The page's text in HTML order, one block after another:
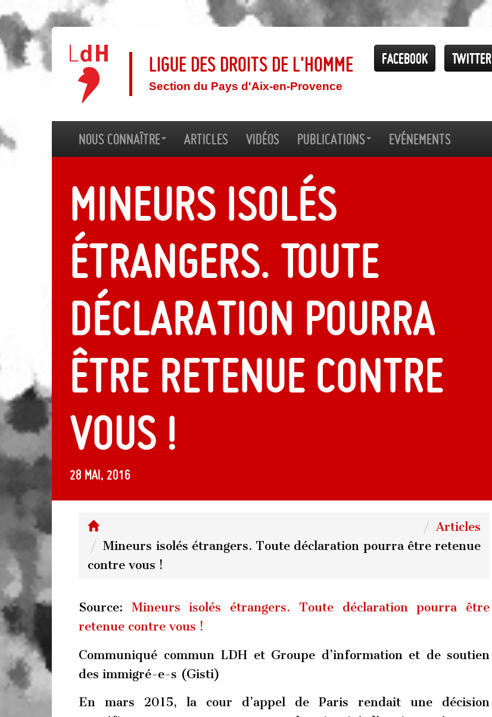
Twitter
Facebook
Ligue des droits de l'Homme
Section du Pays d'Aix-en-Provence
Nous connaître Articles Vidéos Publications Evénements
Mineurs isolés
étrangers. Toute
déclaration pourra
être retenue contre
vous !
28 mai, 2016
Articles
Mineurs isolés étrangers. Toute déclaration pourra être retenue
contre vous !
Source: Mineurs isolés étrangers. Toute déclaration pourra être
retenue contre vous !
Communiqué commun LDH et Groupe d’information et de soutien
des immigré-e-s (Gisti)
En mars 2015, la cour d’appel de Paris rendait une décision